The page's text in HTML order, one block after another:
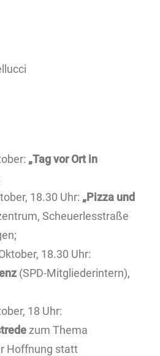
„Tag vor Ort in
18.30 Uhr: „Pizza und
Scheuerlesstraße
18.30 Uhr:
(SPD-Mitgliederintern),
18 Uhr:
zum Thema
Hoffnung statt